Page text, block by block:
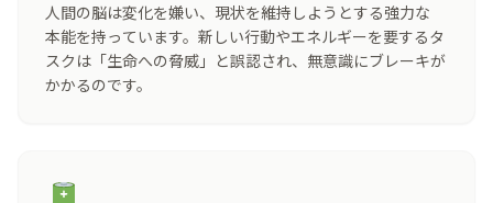
人間の脳は変化を嫌い、 現状を維持 しようとする強力な
本能を持っています。 新 しい行動やエネルギーを要するタ
スクは「生命への脅威 」と誤認され、 無意識にブレーキが
かかるのです。